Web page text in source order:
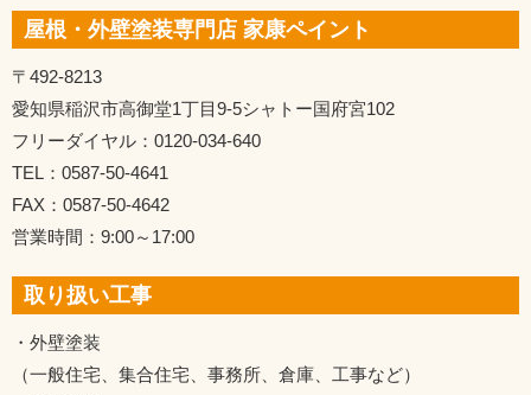
屋根・外壁塗装専門店 家康ペイント
〒492-8213
愛知県稲沢市高御堂1丁目9-5シャトー国府宮102
フリーダイヤル：0120-034-640
TEL：0587-50-4641
FAX：0587-50-4642
営業時間：9:00～17:00
取り扱い工事
・外壁塗装
（一般住宅、集合住宅、事務所、倉庫、工事など）